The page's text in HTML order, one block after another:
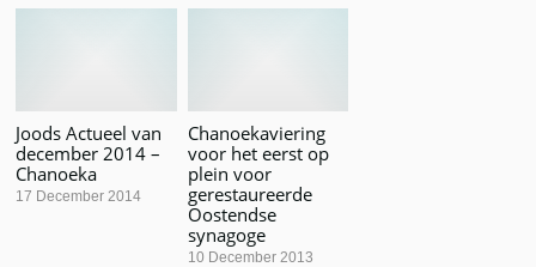
Joods Actueel van
december 2014 –
Chanoeka
17 December 2014
Chanoekaviering
voor het eerst op
plein voor
gerestaureerde
Oostendse
synagoge
10 December 2013